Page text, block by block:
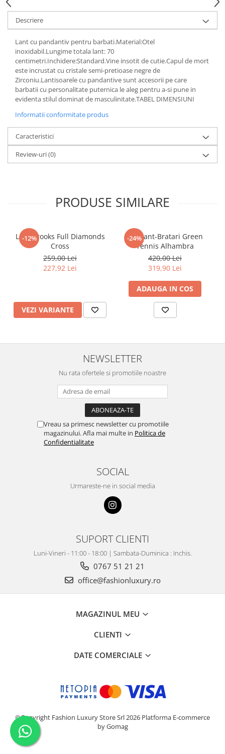
Descriere
Lant cu pandantiv pentru barbati.Material:Otel
inoxidabil.Lungime totala lant: 70
centimetri.Inchidere:Standard.Vine insotit de cutie.Capul de mort
este incrustat cu cristale semi-pretioase negre de
Zirconiu.Lantisoarele cu pandantive sunt accesorii pe care
barbatii cu personalitate puternica le aleg pentru a-si pune in
evidenta stilul dominat de masculinitate.TABEL DIMENSIUNI
Informatii conformitate produs
Caracteristici
Review-uri(0)
PRODUSE SIMILARE
-12%
Lant Brooks Full Diamonds
Cross
259,00 Lei
227,92 Lei
VEZI VARIANTE
-24%
Set Lant-Bratari Green
Tennis Alhambra
420,00 Lei
319,90 Lei
ADAUGA IN COS
NEWSLETTER
Nu rata ofertele si promotiile noastre
Vreau sa primesc newsletter cu promotiile
magazinului. Afla mai multe in Politica de
Confidentialitate
SOCIAL
Urmareste-ne in social media
SUPORT CLIENTI
Luni-Vineri - 11:00 - 18:00 | Sambata-Duminica : Inchis.
0767 51 21 21
office@fashionluxury.ro
MAGAZINUL MEU
CLIENTI
DATE COMERCIALE
©Copyright Fashion Luxury Store Srl 2026 Platforma E-commerce
by Gomag